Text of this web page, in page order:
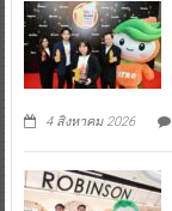
4 สิงหาคม 2026